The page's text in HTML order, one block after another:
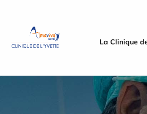
La Clinique